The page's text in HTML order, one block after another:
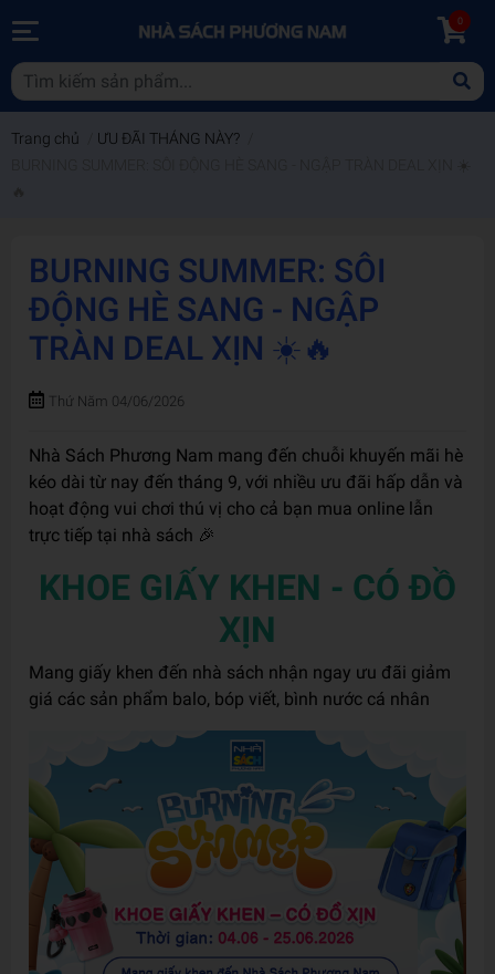
0
Trang chủ ƯU ĐÃI THÁNG NÀY?
BURNING SUMMER: SÔI
ĐỘNG HÈ SANG - NGẬP
TRÀN DEAL XỊN ☀️🔥
Thứ Năm 04/06/2026
Nhà Sách Phương Nam mang đến chuỗi khuyến mãi hè
kéo dài từ nay đến tháng 9, với nhiều ưu đãi hấp dẫn và
hoạt động vui chơi thú vị cho cả bạn mua online lẫn
trực tiếp tại nhà sách 🎉
KHOE GIẤY KHEN - CÓ ĐỒ
XỊN
Mang giấy khen đến nhà sách nhận ngay ưu đãi giảm
giá các sản phẩm balo, bóp viết, bình nước cá nhân